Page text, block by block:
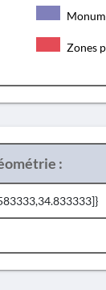
Zones
: